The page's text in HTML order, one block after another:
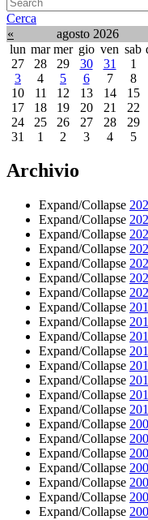
Cerca
«
agosto 2026
lun mar mer gio ven sab
27
28 29 30 31 1
3
4 5 6 7 8
10
11 12 13 14 15
17
18 19 20 21 22
24
25 26 27 28 29
31
1 2 3 4 5
Archivio
Expand/Collapse
Expand/Collapse
Expand/Collapse
Expand/Collapse
Expand/Collapse
Expand/Collapse
Expand/Collapse
Expand/Collapse
Expand/Collapse
Expand/Collapse
Expand/Collapse
Expand/Collapse
Expand/Collapse
Expand/Collapse
Expand/Collapse
Expand/Collapse
Expand/Collapse
Expand/Collapse
Expand/Collapse
Expand/Collapse
Expand/Collapse
Expand/Collapse